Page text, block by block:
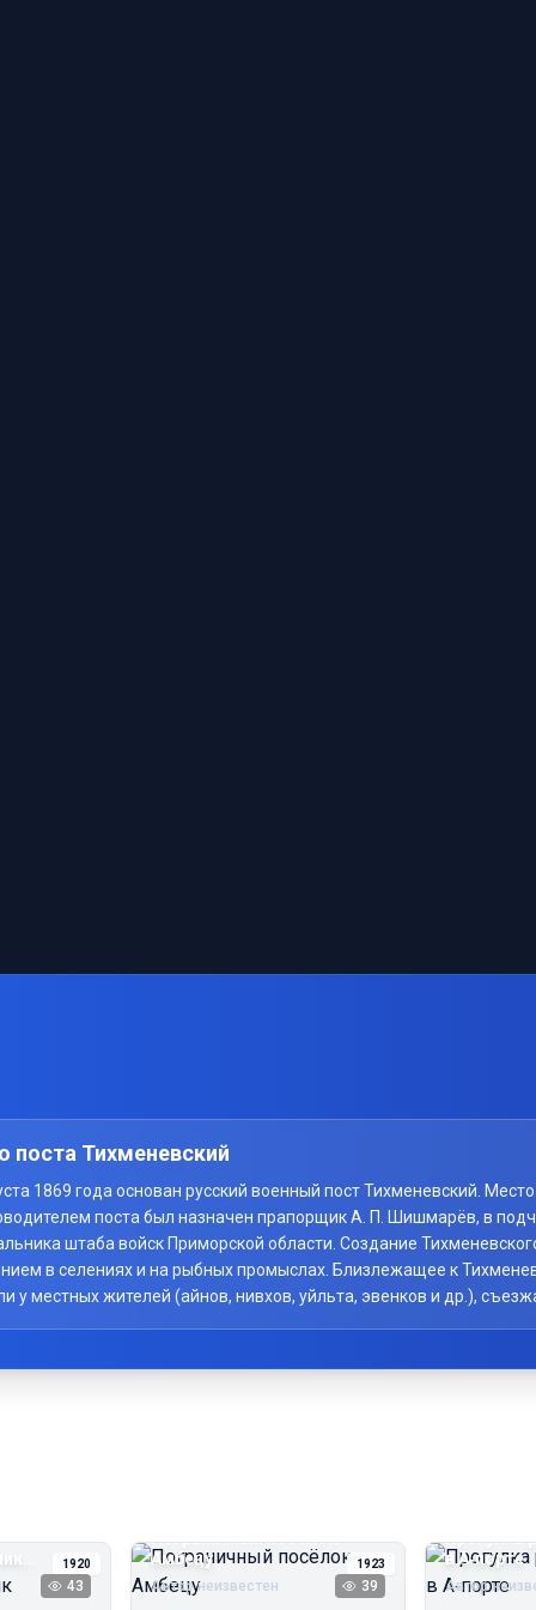
поста Тихменевский
1869 года основан русский военный пост Тихменевский.
поста был назначен прапорщик А. П. Шишмарёв, в
штаба войск Приморской области. Создание
в селениях и на рыбных промыслах. Близлежащее к
у местных жителей (айнов, нивхов, уйльта, эвенков и др.),
1920
43
1923
Пограничный посёлок
Амбецу
Автор неизвестен 39
Прогулка
в А‑порте
Автор